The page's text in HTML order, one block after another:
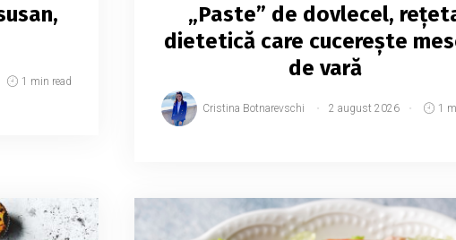
1 min read
„Paste” de dovlecel,
dietetică care cucerește
de vară
Cristina Botnarevschi 2 august 2026 1